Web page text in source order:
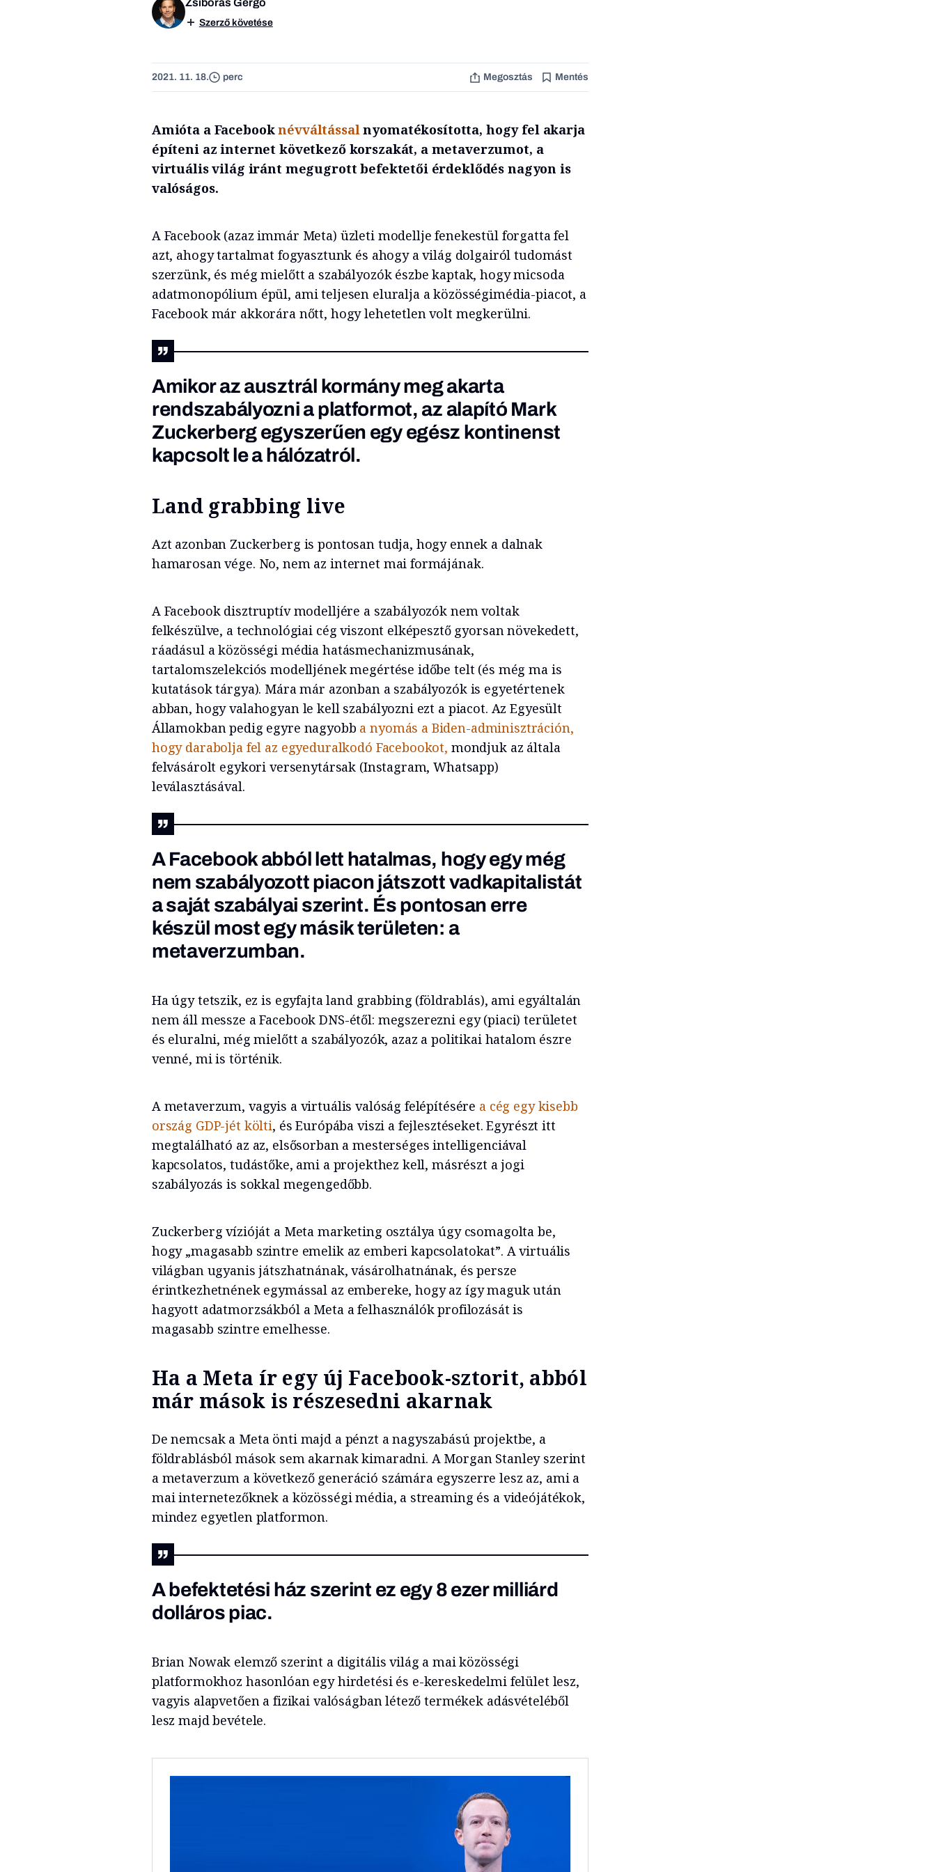
Szerző követése
2021. 11. 18. perc Megosztás Mentés
Amióta a Facebooknévváltássalnyomatékosította, hogy fel akarja
építeni az internet következő korszakát, a metaverzumot, a
virtuális világ iránt megugrott befektetői érdeklődés nagyon is
valóságos.
A Facebook (azaz immár Meta) üzleti modellje fenekestül forgatta fel
azt, ahogy tartalmat fogyasztunk és ahogy a világ dolgairól tudomást
szerzünk, és még mielőtt a szabályozók észbe kaptak, hogy micsoda
adatmonopólium épül, ami teljesen eluralja a közösségimédia-piacot, a
Facebook már akkorára nőtt, hogy lehetetlen volt megkerülni.
Amikor az ausztrál kormány meg akarta
rendszabályozni a platformot, az alapító Mark
Zuckerberg egyszerűen egy egész kontinenst
kapcsolt lea hálózatról.
Land grabbing live
Azt azonban Zuckerberg is pontosan tudja, hogy ennek a dalnak
hamarosan vége. No, nem az internet mai formájának.
A Facebook disztruptív modelljére a szabályozók nem voltak
felkészülve, a technológiai cég viszont elképesztő gyorsan növekedett,
ráadásul a közösségi média hatásmechanizmusának,
tartalomszelekciós modelljének megértése időbe telt (és még ma is
kutatások tárgya). Mára már azonban a szabályozók is egyetértenek
abban, hogy valahogyan le kell szabályozni ezt a piacot. Az Egyesült
Államokban pedig egyre nagyobb a nyomás a Biden-adminisztráción,
hogy darabolja fel az egyeduralkodó Facebookot, mondjuk az általa
felvásárolt egykori versenytársak (Instagram, Whatsapp)
leválasztásával.
A Facebook abból lett hatalmas, hogy egy még
nem szabályozott piacon játszott vadkapitalistát
a saját szabályai szerint. És pontosan erre
készül most egy másik területen: a
metaverzumban.
Ha úgy tetszik, ez is egyfajta land grabbing (földrablás), ami egyáltalán
nem áll messze a Facebook DNS-étől: megszerezni egy (piaci) területet
és eluralni, még mielőtt a szabályozók, azaz a politikai hatalom észre
venné, mi is történik.
A metaverzum, vagyis a virtuális valóság felépítésére a cég egy kisebb
ország GDP-jét költi, és Európába viszi a fejlesztéseket. Egyrészt itt
megtalálható az az, elsősorban a mesterséges intelligenciával
kapcsolatos, tudástőke, ami a projekthez kell, másrészt a jogi
szabályozás is sokkal megengedőbb.
Zuckerberg vízióját a Meta marketing osztálya úgy csomagolta be,
hogy „magasabb szintre emelik az emberi kapcsolatokat”. A virtuális
világban ugyanis játszhatnának, vásárolhatnának, és persze
érintkezhetnének egymással az embereke, hogy az így maguk után
hagyott adatmorzsákból a Meta a felhasználók profilozását is
magasabb szintre emelhesse.
Ha a Meta ír egy új Facebook-sztorit, abból
már mások is részesedni akarnak
De nemcsak a Meta önti majd a pénzt a nagyszabású projektbe, a
földrablásból mások sem akarnak kimaradni. A Morgan Stanley szerint
a metaverzum a következő generáció számára egyszerre lesz az, ami a
mai internetezőknek a közösségi média, a streaming és a videójátékok,
mindez egyetlen platformon.
A befektetési ház szerint ez egy 8 ezer milliárd
dolláros piac.
Brian Nowak elemző szerint a digitális világ a mai közösségi
platformokhoz hasonlóan egy hirdetési és e-kereskedelmi felület lesz,
vagyis alapvetően a fizikai valóságban létező termékek adásvételéből
lesz majd bevétele.